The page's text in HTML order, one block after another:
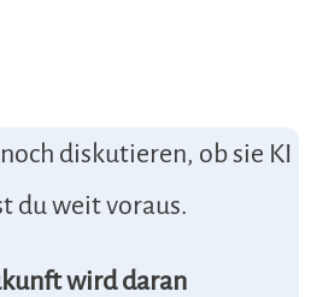
diskutieren, ob sie KI
du weit voraus.
wird daran